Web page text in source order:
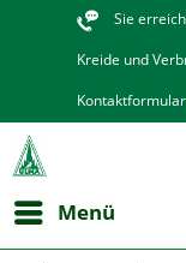
Sie
Kreide und
Kontaktformular
Menü